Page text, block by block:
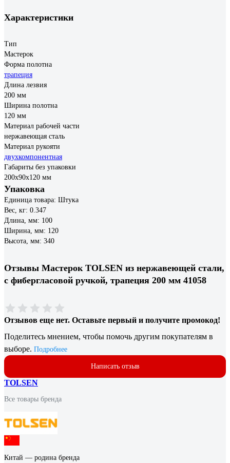
Характеристики
Тип
Мастерок
Форма полотна
трапеция
Длина лезвия
200 мм
Ширина полотна
120 мм
Материал рабочей части
нержавеющая сталь
Материал рукояти
двухкомпонентная
Габариты без упаковки
200х90х120 мм
Упаковка
Единица товара: Штука
Вес, кг: 0.347
Длина, мм: 100
Ширина, мм: 120
Высота, мм: 340
Отзывы Мастерок TOLSEN из нержавеющей стали,
с фибергласовой ручкой, трапеция 200 мм 41058
Отзывов еще нет. Оставьте первый и получите промокод!
Поделитесь мнением, чтобы помочь другим покупателям в
выборе. Подробнее
Написать отзыв
TOLSEN
Все товары бренда
Китай — родина бренда